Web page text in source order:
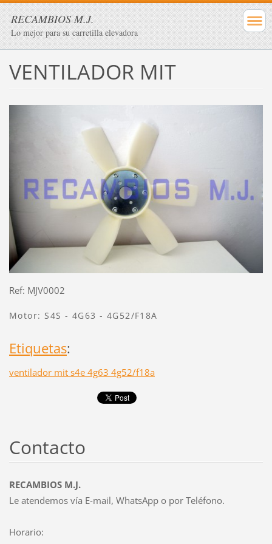
RECAMBIOS M.J.
Lo mejor para su carretilla elevadora
VENTILADOR MIT
Ref: MJV0002
Motor: S4S - 4G63 - 4G52/F18A
Etiquetas:
ventilador mit s4e 4g63 4g52/f18a
Contacto
RECAMBIOS M.J.
Le atendemos vía E-mail, WhatsApp o por Teléfono.
Horario: